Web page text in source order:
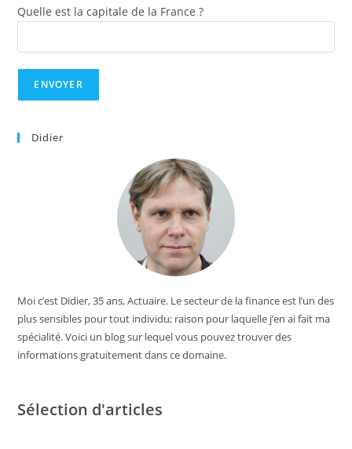
Quelle est la capitale de la France ?
Didier
Moi c’est Didier, 35 ans, Actuaire. Le secteur de la finance est l’un des
plus sensibles pour tout individu; raison pour laquelle j’en ai fait ma
spécialité. Voici un blog sur lequel vous pouvez trouver des
informations gratuitement dans ce domaine.
Sélection d'articles